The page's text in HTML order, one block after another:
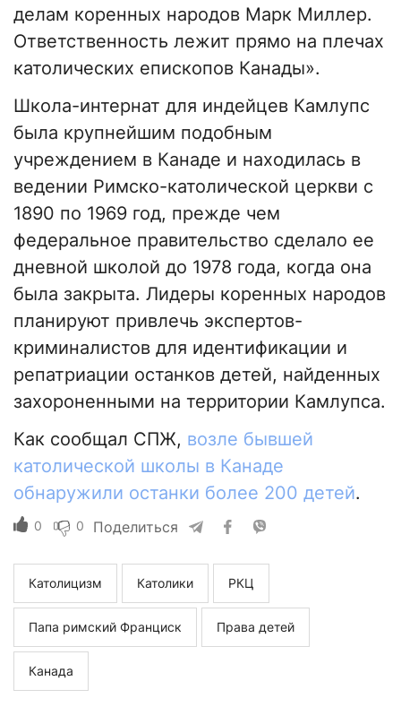
делам коренных народов Марк Миллер.
Ответственность лежит прямо на плечах
католических епископов Канады».
Школа-интернат для индейцев Камлупс
была крупнейшим подобным
учреждением в Канаде и находилась в
ведении Римско-католической церкви с
1890 по 1969 год, прежде чем
федеральное правительство сделало ее
дневной школой до 1978 года, когда она
была закрыта. Лидеры коренных народов
планируют привлечь экспертов-
криминалистов для идентификации и
репатриации останков детей, найденных
захороненными на территории Камлупса.
Как сообщал СПЖ, возле бывшей
католической школы в Канаде
обнаружили останки более 200 детей.
0 0 Поделиться
Католицизм Католики РКЦ
Папа римский Франциск Права детей
Канада